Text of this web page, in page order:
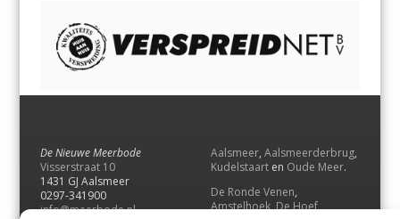
De Nieuwe Meerbode
Visserstraat 10
1431 GJ Aalsmeer
0297-341900
info@meerbode.nl
Aalsmeer, Aalsmeerderbrug,
Kudelstaart en Oude Meer.
De Ronde Venen,
Amstelhoek,De Hoef,